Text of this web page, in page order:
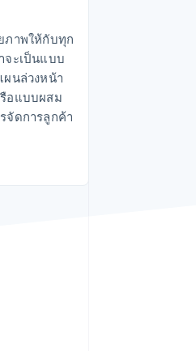
อตั้งบริษัทสตาร์ทอัพ
จัดคาร์บอน
ภาพให้กับทุก
จะเป็นแบบ
ผนล่วงหน้า
อแบบผสม
จัดการลูกค้า